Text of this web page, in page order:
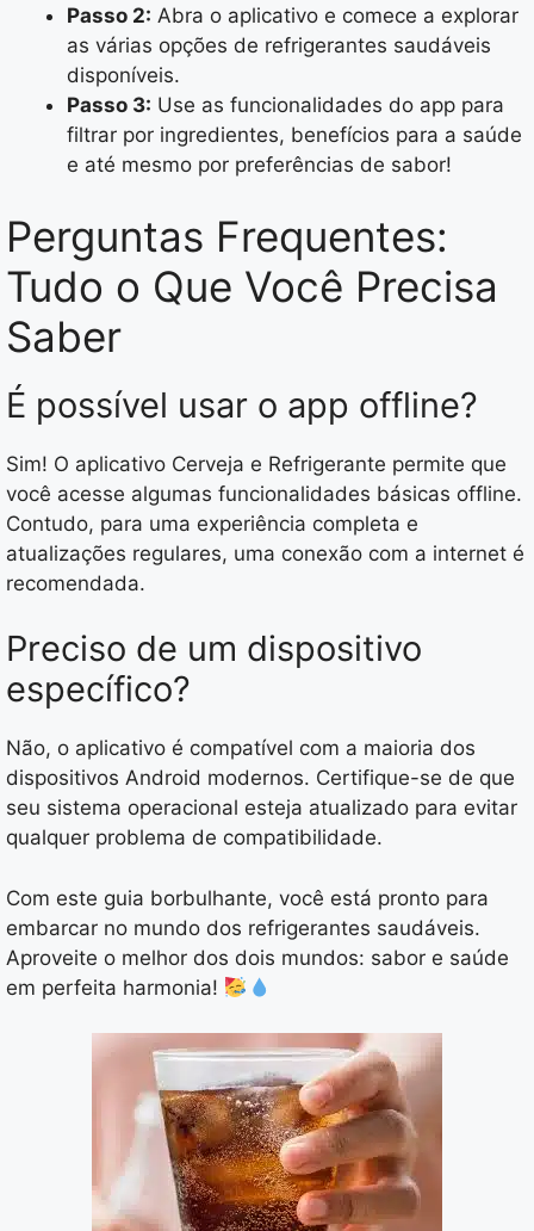
Passo 2: Abra o aplicativo e comece a explorar
as várias opções de refrigerantes saudáveis
disponíveis.
Passo 3: Use as funcionalidades do app para
filtrar por ingredientes, benefícios para a saúde
e até mesmo por preferências de sabor!
Perguntas Frequentes:
Tudo o Que Você Precisa
Saber
É possível usar o app offline?
Sim! O aplicativo Cerveja e Refrigerante permite que
você acesse algumas funcionalidades básicas offline.
Contudo, para uma experiência completa e
atualizações regulares, uma conexão com a internet é
recomendada.
Preciso de um dispositivo
específico?
Não, o aplicativo é compatível com a maioria dos
dispositivos Android modernos. Certifique-se de que
seu sistema operacional esteja atualizado para evitar
qualquer problema de compatibilidade.
Com este guia borbulhante, você está pronto para
embarcar no mundo dos refrigerantes saudáveis.
Aproveite o melhor dos dois mundos: sabor e saúde
em perfeita harmonia!